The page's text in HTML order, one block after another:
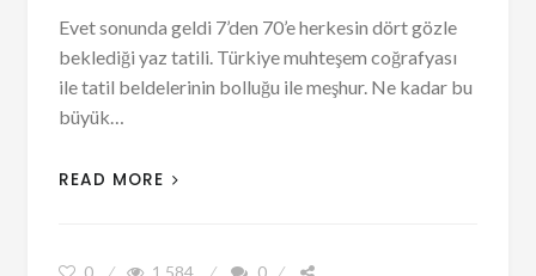
Evet sonunda geldi 7’den 70’e herkesin dört gözle
beklediği yaz tatili. Türkiye muhteşem coğrafyası
ile tatil beldelerinin bolluğu ile meşhur. Ne kadar bu
büyük…
READ MORE